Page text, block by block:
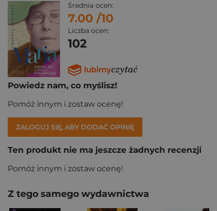
Średnia ocen:
7.00 /10
Liczba ocen:
102
Powiedz nam, co myślisz!
Pomóż innym i zostaw ocenę!
ZALOGUJ SIĘ, ABY DODAĆ OPINIĘ
Ten produkt nie ma jeszcze żadnych recenzji
Pomóż innym i zostaw ocenę!
Z tego samego wydawnictwa